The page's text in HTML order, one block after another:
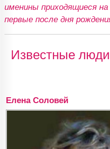
именины приходящиеся
первые после дня
Известные
Елена Соловей